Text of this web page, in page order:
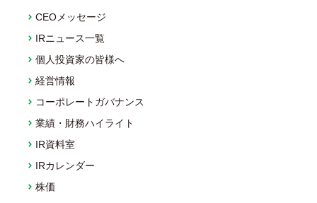
CEOメッセージ
IRニュース一覧
個人投資家の皆様へ
経営情報
コーポレートガバナンス
業績・財務ハイライト
IR資料室
IRカレンダー
株価